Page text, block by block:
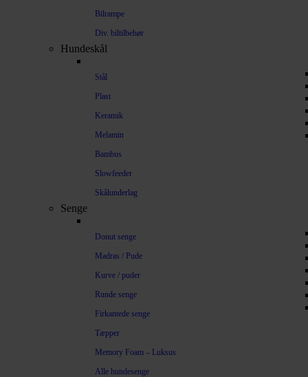
Bilrampe
Div. biltilbehør
Hundeskål
Stål
Plast
Keramik
Melamin
Bambus
Slowfeeder
Skålunderlag
Senge
Donut senge
Madras / Pude
Kurve / puder
Runde senge
Firkantede senge
Tæpper
Memory Foam – Luksus
Alle hundesenge